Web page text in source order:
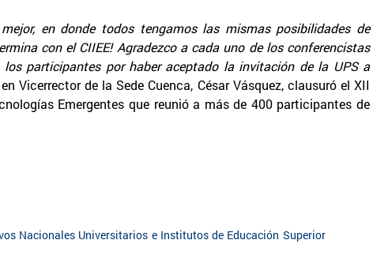
en donde todos tengamos las mismas posibilidades de
con el CIIEE! Agradezco a cada uno de los conferencistas
participantes por haber aceptado la invitación de la UPS a
Vicerrector de la Sede Cuenca, César Vásquez, clausuró el XII
Emergentes que reunió a más de 400 participantes de
Nacionales Universitarios e Institutos de Educación Superior